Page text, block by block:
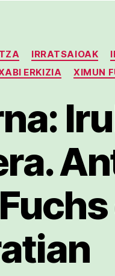
IRRATSAIOAK
ERKIZIA XIMUN